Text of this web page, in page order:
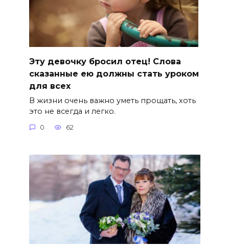
Эту девочку бросил отец! Слова
сказанные ею должны стать уроком
для всех
В жизни очень важно уметь прощать, хоть
это не всегда и легко.
0 62